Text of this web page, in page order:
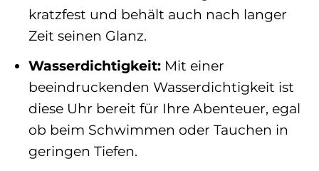
kratzfest und behält auch nach langer
Zeit seinen Glanz.
Wasserdichtigkeit:Mit einer
beeindruckenden Wasserdichtigkeit ist
diese Uhr bereit für Ihre Abenteuer, egal
ob beim Schwimmen oder Tauchen in
geringen Tiefen.